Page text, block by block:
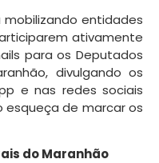
mobilizando entidades
ativamente
para os Deputados
divulgando os
e nas redes sociais
esqueça de marcar os
do Maranhão